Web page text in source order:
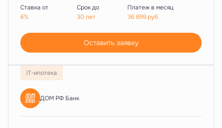
Ставка от
6%
Срок до
30 лет
Платеж в месяц
36 899руб.
Оставить заявку
IT-ипотека
ДОМ РФ Банк